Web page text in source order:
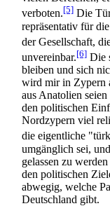
verboten.[5] Die
repräsentativ für
der Gesellschaft,
unvereinbar.[6] Die
bleiben und sich
wird mir in Zypern
aus Anatolien
den politischen
Nordzypern viel
die eigentliche
umgänglich sei,
gelassen zu
den politischen
abwegig, welche
Deutschland gibt.